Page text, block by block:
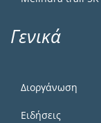
Γενικά
Διοργάνωση
Ειδήσεις